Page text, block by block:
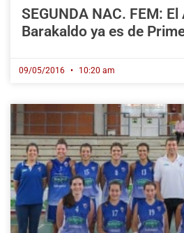
SEGUNDA NAC. FEM:
Barakaldo ya es de
09/05/2016 10:20 am